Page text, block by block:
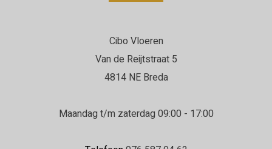
Cibo Vloeren
Van de Reijtstraat 5
4814 NE Breda
Maandag t/m zaterdag 09:00 - 17:00